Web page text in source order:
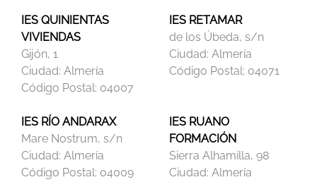
IES QUINIENTAS
VIVIENDAS
Gijón, 1
Ciudad: Almería
Código Postal: 04007
IES RETAMAR
de los Úbeda, s/n
Ciudad: Almería
Código Postal: 04071
IES RÍO ANDARAX
Mare Nostrum, s/n
Ciudad: Almería
Código Postal: 04009
IES RUANO
FORMACIÓN
Sierra Alhamilla, 98
Ciudad: Almería